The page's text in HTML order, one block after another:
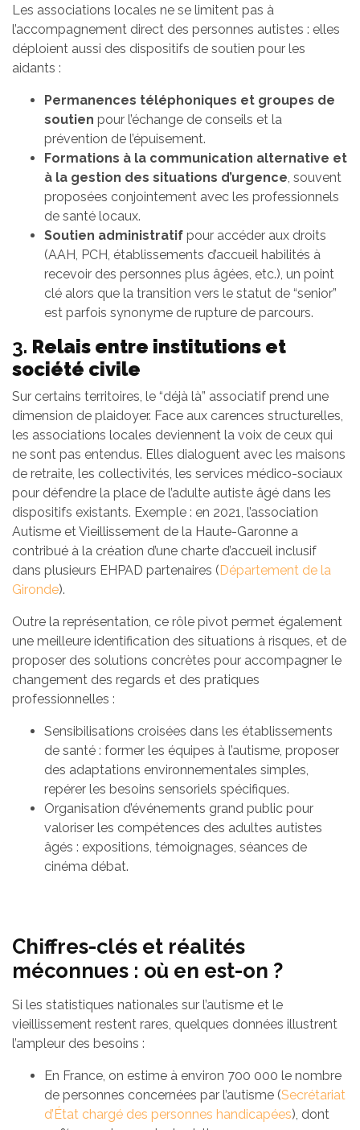
Les associations locales ne se limitent pas à
l’accompagnement direct des personnes autistes : elles
déploient aussi des dispositifs de soutien pour les
aidants :
Permanences téléphoniques et groupes de
soutien pour l’échange de conseils et la
prévention de l’épuisement.
Formations à la communication alternative et
à la gestion des situations d’urgence, souvent
proposées conjointement avec les professionnels
de santé locaux.
Soutien administratif pour accéder aux droits
(AAH, PCH, établissements d’accueil habilités à
recevoir des personnes plus âgées, etc.), un point
clé alors que la transition vers le statut de “senior”
est parfois synonyme de rupture de parcours.
3. Relais entre institutions et
société civile
Sur certains territoires, le “déjà là” associatif prend une
dimension de plaidoyer. Face aux carences structurelles,
les associations locales deviennent la voix de ceux qui
ne sont pas entendus. Elles dialoguent avec les maisons
de retraite, les collectivités, les services médico-sociaux
pour défendre la place de l’adulte autiste âgé dans les
dispositifs existants. Exemple : en 2021, l’association
Autisme et Vieillissement de la Haute-Garonne a
contribué à la création d’une charte d’accueil inclusif
dans plusieurs EHPAD partenaires (Département de la
Gironde).
Outre la représentation, ce rôle pivot permet également
une meilleure identification des situations à risques, et de
proposer des solutions concrètes pour accompagner le
changement des regards et des pratiques
professionnelles :
Sensibilisations croisées dans les établissements
de santé : former les équipes à l’autisme, proposer
des adaptations environnementales simples,
repérer les besoins sensoriels spécifiques.
Organisation d’événements grand public pour
valoriser les compétences des adultes autistes
âgés : expositions, témoignages, séances de
cinéma débat.
Chiffres-clés et réalités
méconnues : où en est-on ?
Si les statistiques nationales sur l’autisme et le
vieillissement restent rares, quelques données illustrent
l’ampleur des besoins :
En France, on estime à environ 700 000 le nombre
de personnes concernées par l’autisme (Secrétariat
d’État chargé des personnes handicapées), dont